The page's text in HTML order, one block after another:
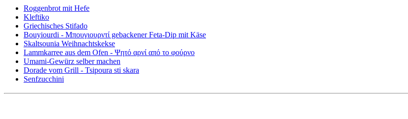
Roggenbrot mit Hefe
Kleftiko
Griechisches Stifado
Bouyiourdi - Μπουγιουρντί gebackener Feta-Dip mit Käse
Skaltsounia Weihnachtskekse
Lammkarree aus dem Ofen - Ψητό αρνί από το φούρνο
Umami-Gewürz selber machen
Dorade vom Grill - Tsipoura sti skara
Senfzucchini